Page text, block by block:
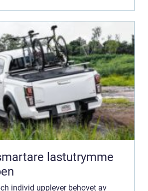
individ upplever behovet av